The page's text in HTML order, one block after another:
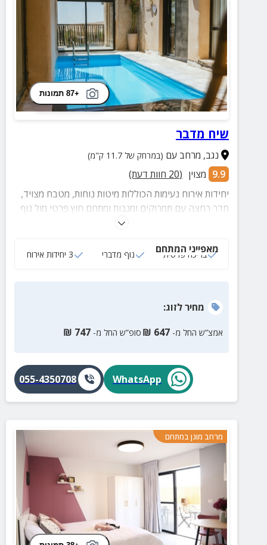
+87 תמונות
שיח מדבר
נגב, מרחב עם (במרחק של 11.7 ק"מ)
9.9 מצוין (
20 חוות דעת)
יחידות אירוח נעימות הכוללות מיטות נוחות, מטבח מצויד,
חדר רחצה עם תמרוקים ומגבות ומתחם חוץ פרטי מול נוף
מאפייני המתחם
בריכה פרטית נוף מדברי 3 יחידות אירוח
מחירלזוג:
אמצ”ש החל מ- 647
₪ סופ”ש החל מ- 747
₪
WhatsApp
055-4350708
מרחב מוגן במתחם